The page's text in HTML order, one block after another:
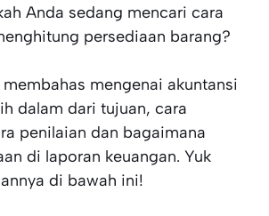
Anda sedang mencari cara
persediaan barang?
mengenai akuntansi
dalam dari tujuan, cara
penilaian dan bagaimana
di laporan keuangan. Yuk
di bawah ini!